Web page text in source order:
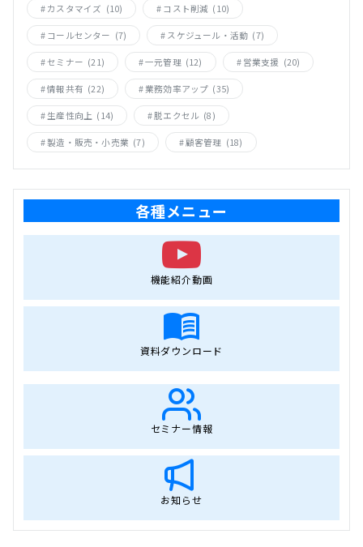
カスタマイズ (10) コスト削減 (10)
コールセンター (7) スケジュール・活動 (7)
セミナー (21) 一元管理 (12) 営業支援 (20)
情報共有 (22) 業務効率アップ (35)
生産性向上 (14) 脱エクセル (8)
製造・販売・小売業 (7) 顧客管理 (18)
各種メニュー
機能紹介動画
資料ダウンロード
セミナー情報
お知らせ